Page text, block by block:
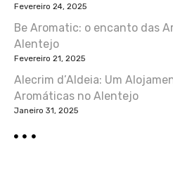
Fevereiro 24, 2025
Be Aromatic: o encanto das
Alentejo
Fevereiro 21, 2025
Alecrim d’Aldeia: Um
Aromáticas no Alentejo
Janeiro 31, 2025